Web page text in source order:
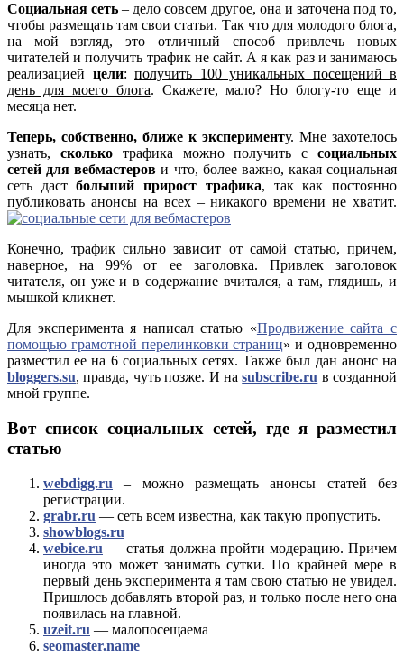
Социальная сеть – дело совсем другое, она и заточена под то,
чтобы размещать там свои статьи. Так что для молодого блога,
на мой взгляд, это отличный способ привлечь новых
читателей и получить трафик не сайт.А я как раз и занимаюсь
реализацией цели: получить 100 уникальных посещений в
день для моего блога. Скажете, мало? Но блогу-то еще и
месяца нет.
Теперь, собственно, ближе к эксперименту. Мне захотелось
узнать, сколькотрафика можно получить ссоциальных
сетей для вебмастеров и что, более важно, какая социальная
сеть дастбольший прирост трафика, так как постоянно
публиковать анонсы на всех – никакого времени не хватит.
Конечно, трафик сильно зависит от самой статью, причем,
наверное, на 99% от ее заголовка. Привлек заголовок
читателя, он уже и в содержание вчитался, а там, глядишь, и
мышкой кликнет.
Для эксперимента я написал статью «Продвижение сайта с
помощью грамотной перелинковки страниц» и одновременно
разместил ее на 6 социальных сетях. Также был дан анонс на
bloggers.su, правда, чуть позже. И наsubscribe.ru в созданной
мной группе.
Вот список социальных сетей, где я разместил
статью
webdigg.ru – можно размещать анонсы статей без
регистрации.
grabr.ru — сеть всем известна, как такую пропустить.
showblogs.ru
webice.ru — статья должна пройти модерацию. Причем
иногда это может занимать сутки. По крайней мере в
первый день эксперимента я там свою статью не увидел.
Пришлось добавлять второй раз, и только после него она
появилась на главной.
uzeit.ru — малопосещаема
seomaster.name